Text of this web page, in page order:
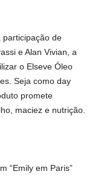
participação de
e Alan Vivian, a
o Elseve Óleo
Seja como day
promete
maciez e nutrição.
“Emily em Paris”